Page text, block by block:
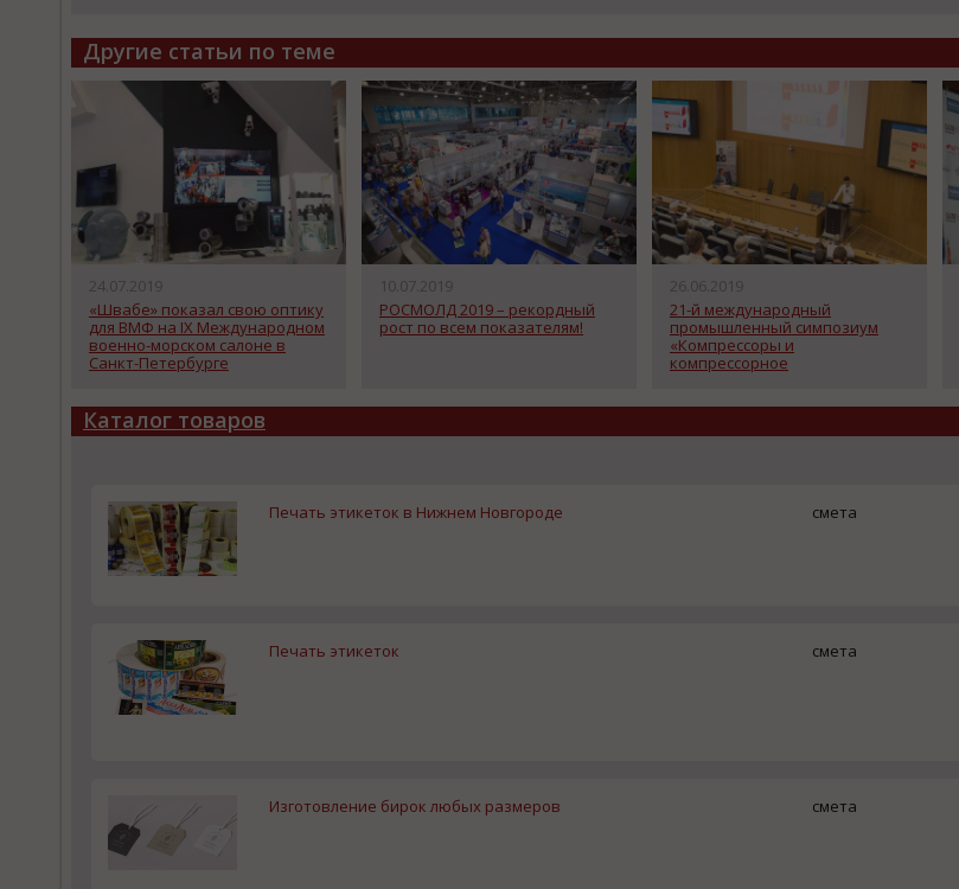
Другие статьи по теме
24.07.2019
«Швабе» показал свою оптику
для ВМФ на IX Международном
военно-морском салоне в
Санкт-Петербурге
10.07.2019
РОСМОЛД 2019 – рекордный
рост по всем показателям!
26.06.2019
21-й международный
промышленный симпозиум
«Компрессоры и
компрессорное
Каталог товаров
Печать этикеток в Нижнем Новгороде смета
Печать этикеток смета
Изготовление бирок любых размеров смета